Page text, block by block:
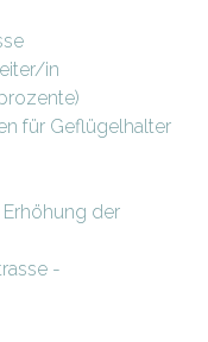
in
für Geflügelhalter
der
-